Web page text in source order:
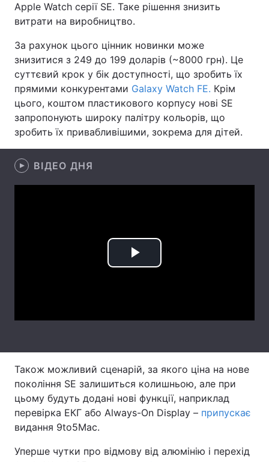
Здоров'я Туризм
Цікавинки Погода
Регіони
Лонгріди
Відео з Youtube Статті
Інтерв'ю
Архів Вакансії
Тема оформлення
Apple Watch серії SE. Таке рішення знизить
витрати на виробництво.
За рахунок цього цінник новинки може
знизитися з 249 до 199 доларів (~8000 грн). Це
суттєвий крок у бік доступності, що зробить їх
прямими конкурентами Galaxy Watch FE. Крім
цього, коштом пластикового корпусу нові SE
запропонують широку палітру кольорів, що
зробить їх привабливішими, зокрема для дітей.
ВІДЕО ДНЯ
Play
Також можливий сценарій, за якого ціна на нове
покоління SE залишиться колишньою, але при
цьому будуть додані нові функції, наприклад
перевірка ЕКГ або Always-On Display – припускає
видання 9to5Mac.
Уперше чутки про відмову від алюмінію і перехід